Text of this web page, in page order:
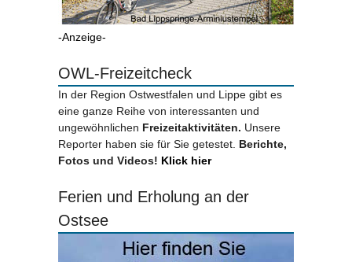
-Anzeige-
OWL-Freizeitcheck
In der Region Ostwestfalen und Lippe gibt es
eine ganze Reihe von interessanten und
ungewöhnlichen Freizeitaktivitäten. Unsere
Reporter haben sie für Sie getestet. Berichte,
Fotos und Videos! Klick hier
Ferien und Erholung an der
Ostsee